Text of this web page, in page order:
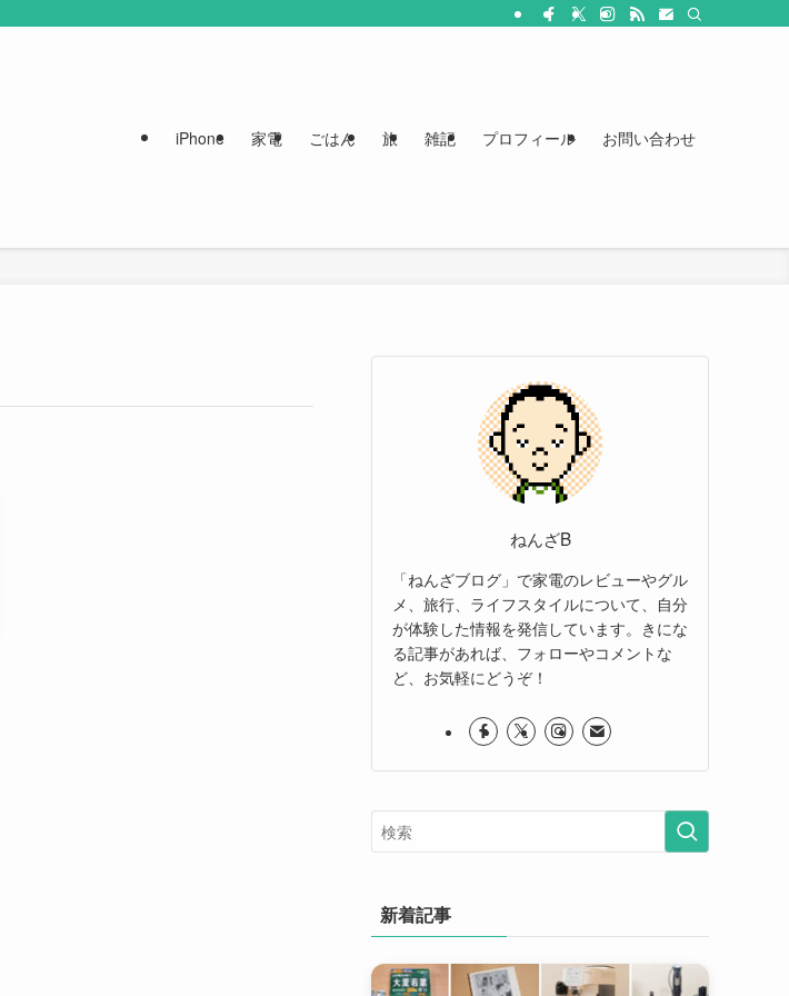
iPhone 家電 ごはん 旅 雑記 プロフィール お問い合わせ
ねんざB
「ねんざブログ」で家電のレビューやグル
メ、旅行、ライフスタイルについて、自分
が体験した情報を発信しています。きにな
る記事があれば、フォローやコメントな
ど、お気軽にどうぞ！
新着記事